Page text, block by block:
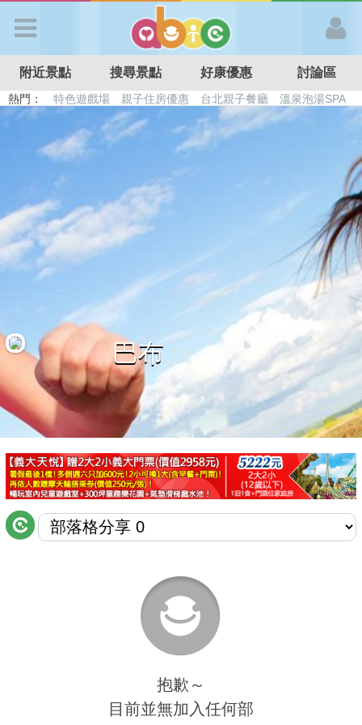
APP登入
首 頁
搜尋景點
好康優惠
最新留言
商家合作
推薦景點
討論區
聯絡我們
附近景點 搜尋景點 好康優惠 討論區
熱門： 特色遊戲場 親子住房優惠 台北親子餐廳
溫泉泡湯SPA
溜滑梯民宿
觀光工廠 日本親子景點
巴布
抱歉～
目前並無加入任何部